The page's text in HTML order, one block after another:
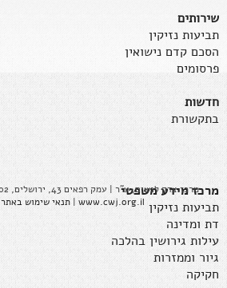
שירותים
תביעות נזיקין
הסכם קדם נישואין
פרסומים
חדשות
בתקשורת
מרכז מידע משפטי
תביעות נזיקין
דת ומדינה
עילות גירושין בהלכה
גיור וממזרות
חקיקה
מרכז צדק לנשים, ע"ר | עמק רפאים 43, ירושלים, 9314102 | טל' 02-5664390 |
www.cwj.org.il
|תנאי שימוש באתר